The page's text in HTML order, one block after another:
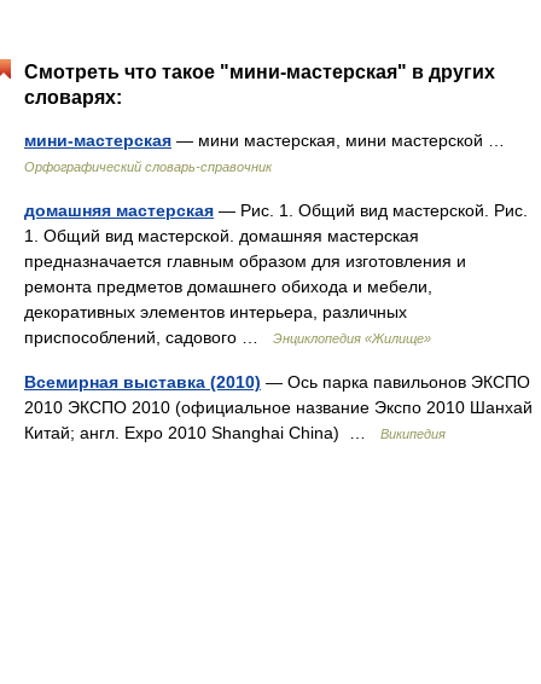
Смотреть что такое "мини-мастерская" в других
словарях:
мини-мастерская — мини мастерская, мини мастерской …
Орфографический словарь-справочник
домашняя мастерская — Рис. 1. Общий вид мастерской. Рис.
1. Общий вид мастерской. домашняя мастерская
предназначается главным образом для изготовления и
ремонта предметов домашнего обихода и мебели,
декоративных элементов интерьера, различных
приспособлений, садового …
Энциклопедия «Жилище»
Всемирная выставка (2010) — Ось парка павильонов ЭКСПО
2010 ЭКСПО 2010 (официальное название Экспо 2010 Шанхай
Китай; англ. Expo 2010 Shanghai China) …
Википедия